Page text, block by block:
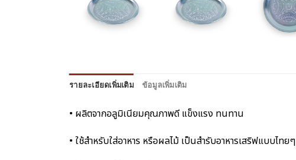
รายละเอียดเพิ่มเติม ข้อมูลเพิ่มเติม
• ผลิตจากอลูมิเนียมคุณภาพดี แข็งแรง ทนทาน
• ใช้สำหรับใส่อาหาร หรือผลไม้ เป็นสำรับอาหารเสริฟแบบไทยๆ